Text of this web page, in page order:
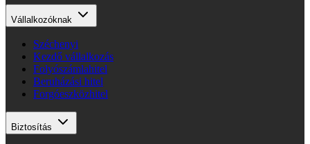
Vállalkozóknak
Széchenyi
Kezdő vállalkozás
Folyószámlahitel
Beruházási hitel
Forgóeszközhitel
Biztosítás